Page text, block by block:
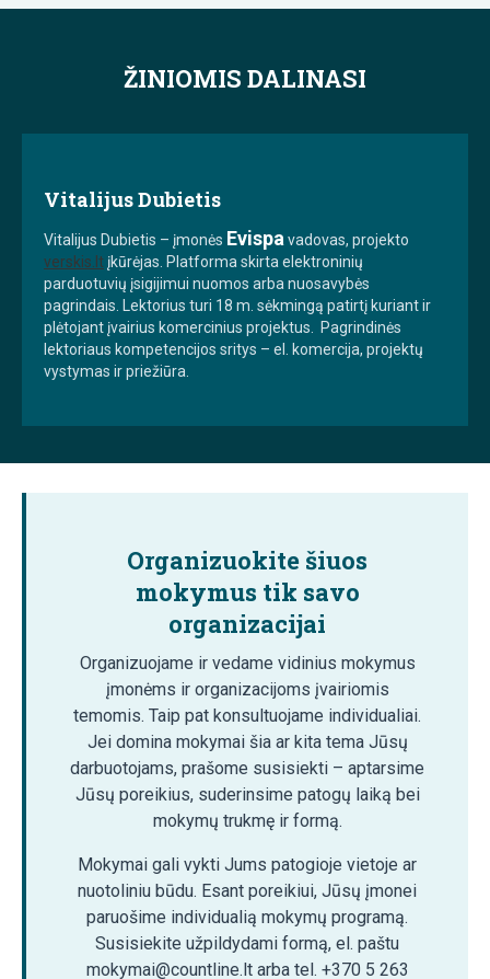
ŽINIOMIS DALINASI
Vitalijus Dubietis
Vitalijus Dubietis – įmonės Evispa vadovas, projekto
verskis.lt įkūrėjas. Platforma skirta elektroninių
parduotuvių įsigijimui nuomos arba nuosavybės
pagrindais. Lektorius turi 18 m. sėkmingą patirtį kuriant ir
plėtojant įvairius komercinius projektus. Pagrindinės
lektoriaus kompetencijos sritys – el. komercija, projektų
vystymas ir priežiūra.
Organizuokite šiuos
mokymus tik savo
organizacijai
Organizuojame ir vedame vidinius mokymus
įmonėms ir organizacijoms įvairiomis
temomis. Taip pat konsultuojame individualiai.
Jei domina mokymai šia ar kita tema Jūsų
darbuotojams, prašome susisiekti – aptarsime
Jūsų poreikius, suderinsime patogų laiką bei
mokymų trukmę ir formą.
Mokymai gali vykti Jums patogioje vietoje ar
nuotoliniu būdu. Esant poreikiui, Jūsų įmonei
paruošime individualią mokymų programą.
Susisiekite užpildydami formą, el. paštu
mokymai@countline.lt arba tel. +370 5 263